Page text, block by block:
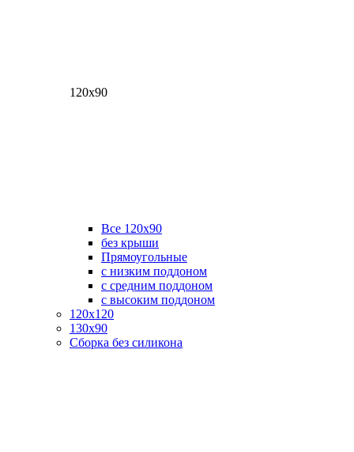
120х90
Все 120х90
без крыши
Прямоугольные
с низким поддоном
с средним поддоном
с высоким поддоном
120х120
130х90
Сборка без силикона